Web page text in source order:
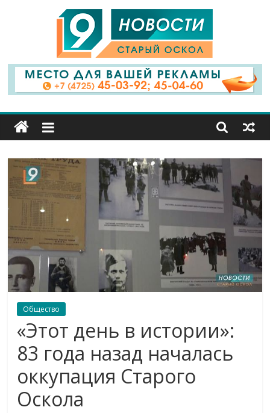
9
Канал
Старый
Оскол
Общество
«Этот день в истории»:
83 года назад началась
оккупация Старого
Оскола